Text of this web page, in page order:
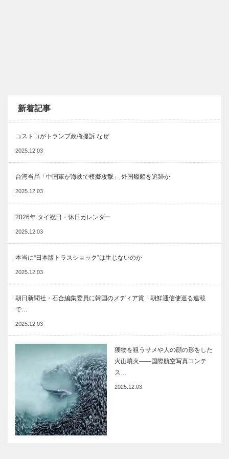
新着記事
コストコがトランプ政権提訴 なぜ
2025.12.03
台湾当局「中国軍が海峡で模擬攻撃」 外国艦船を追跡か
2025.12.03
2026年 タイ祝日・休日カレンダー
2025.12.03
本当に“日本版トラスショック”は生じないのか
2025.12.03
朝日新聞社・石合編集委員に韓国のメディア賞 朝鮮通信使巡る連載
で…
2025.12.03
獲物を狙うサメや人の顔の形をした
火山噴火――国際航空写真コンテ
ス…
2025.12.03